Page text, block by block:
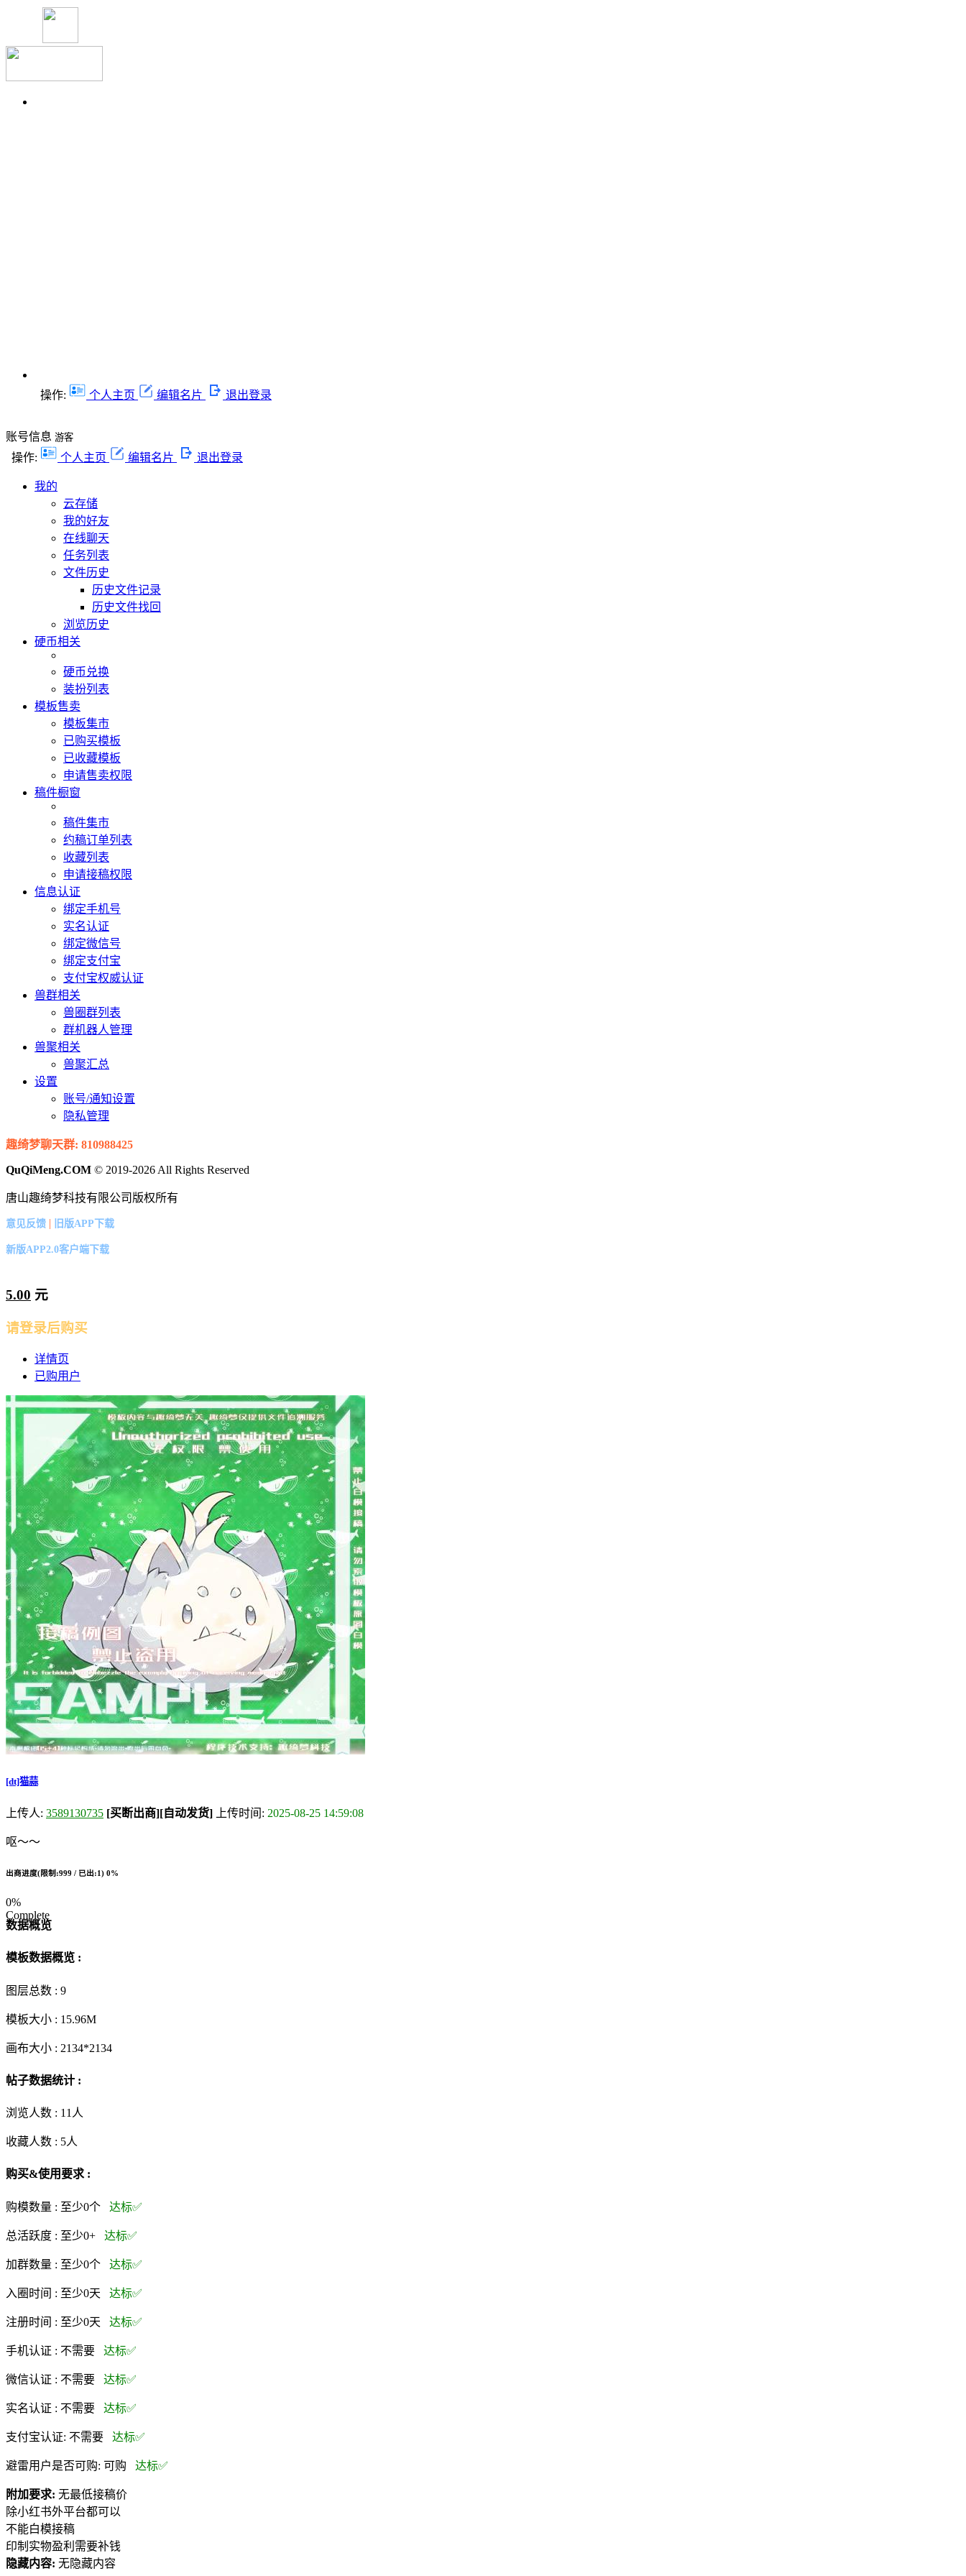
操作: 个人主页 编辑名片 退出登录
账号信息 游客
操作: 个人主页 编辑名片 退出登录
我的
云存储
我的好友
在线聊天
任务列表
文件历史
历史文件记录
历史文件找回
浏览历史
硬币相关
硬币兑换
装扮列表
模板售卖
模板集市
已购买模板
已收藏模板
申请售卖权限
稿件橱窗
稿件集市
约稿订单列表
收藏列表
申请接稿权限
信息认证
绑定手机号
实名认证
绑定微信号
绑定支付宝
支付宝权威认证
兽群相关
兽圈群列表
群机器人管理
兽聚相关
兽聚汇总
设置
账号/通知设置
隐私管理
趣绮梦聊天群: 810988425
QuQiMeng.COM © 2019-2026 All Rights Reserved
唐山趣绮梦科技有限公司版权所有
意见反馈 | 旧版APP下载
新版APP2.0客户端下载
5.00 元
请登录后购买
详情页
已购用户
[dt]猫蒜
上传人: 3589130735 [买断出商][自动发货] 上传时间: 2025-08-25 14:59:08
呕～～
出商进度(限制:999 / 已出:1) 0%
0%
Complete
数据概览
模板数据概览 :
图层总数 : 9
模板大小 : 15.96M
画布大小 : 2134*2134
帖子数据统计 :
浏览人数 : 11人
收藏人数 : 5人
购买&使用要求 :
购模数量 : 至少0个 达标✅
总活跃度 : 至少0+ 达标✅
加群数量 : 至少0个 达标✅
入圈时间 : 至少0天 达标✅
注册时间 : 至少0天 达标✅
手机认证 : 不需要 达标✅
微信认证 : 不需要 达标✅
实名认证 : 不需要 达标✅
支付宝认证: 不需要 达标✅
避雷用户是否可购: 可购 达标✅
附加要求: 无最低接稿价
除小红书外平台都可以
不能白模接稿
印制实物盈利需要补钱
隐藏内容: 无隐藏内容